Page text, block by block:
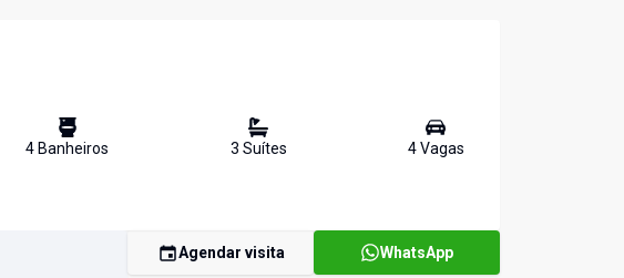
4 Banheiros 3 Suítes 4Vagas
Agendar visita WhatsApp